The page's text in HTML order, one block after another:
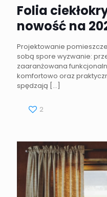
Folia
nowość na
Projektowanie
sobą spore wyzwanie:
zaaranżowana
komfortowo oraz
spędzają […]
2